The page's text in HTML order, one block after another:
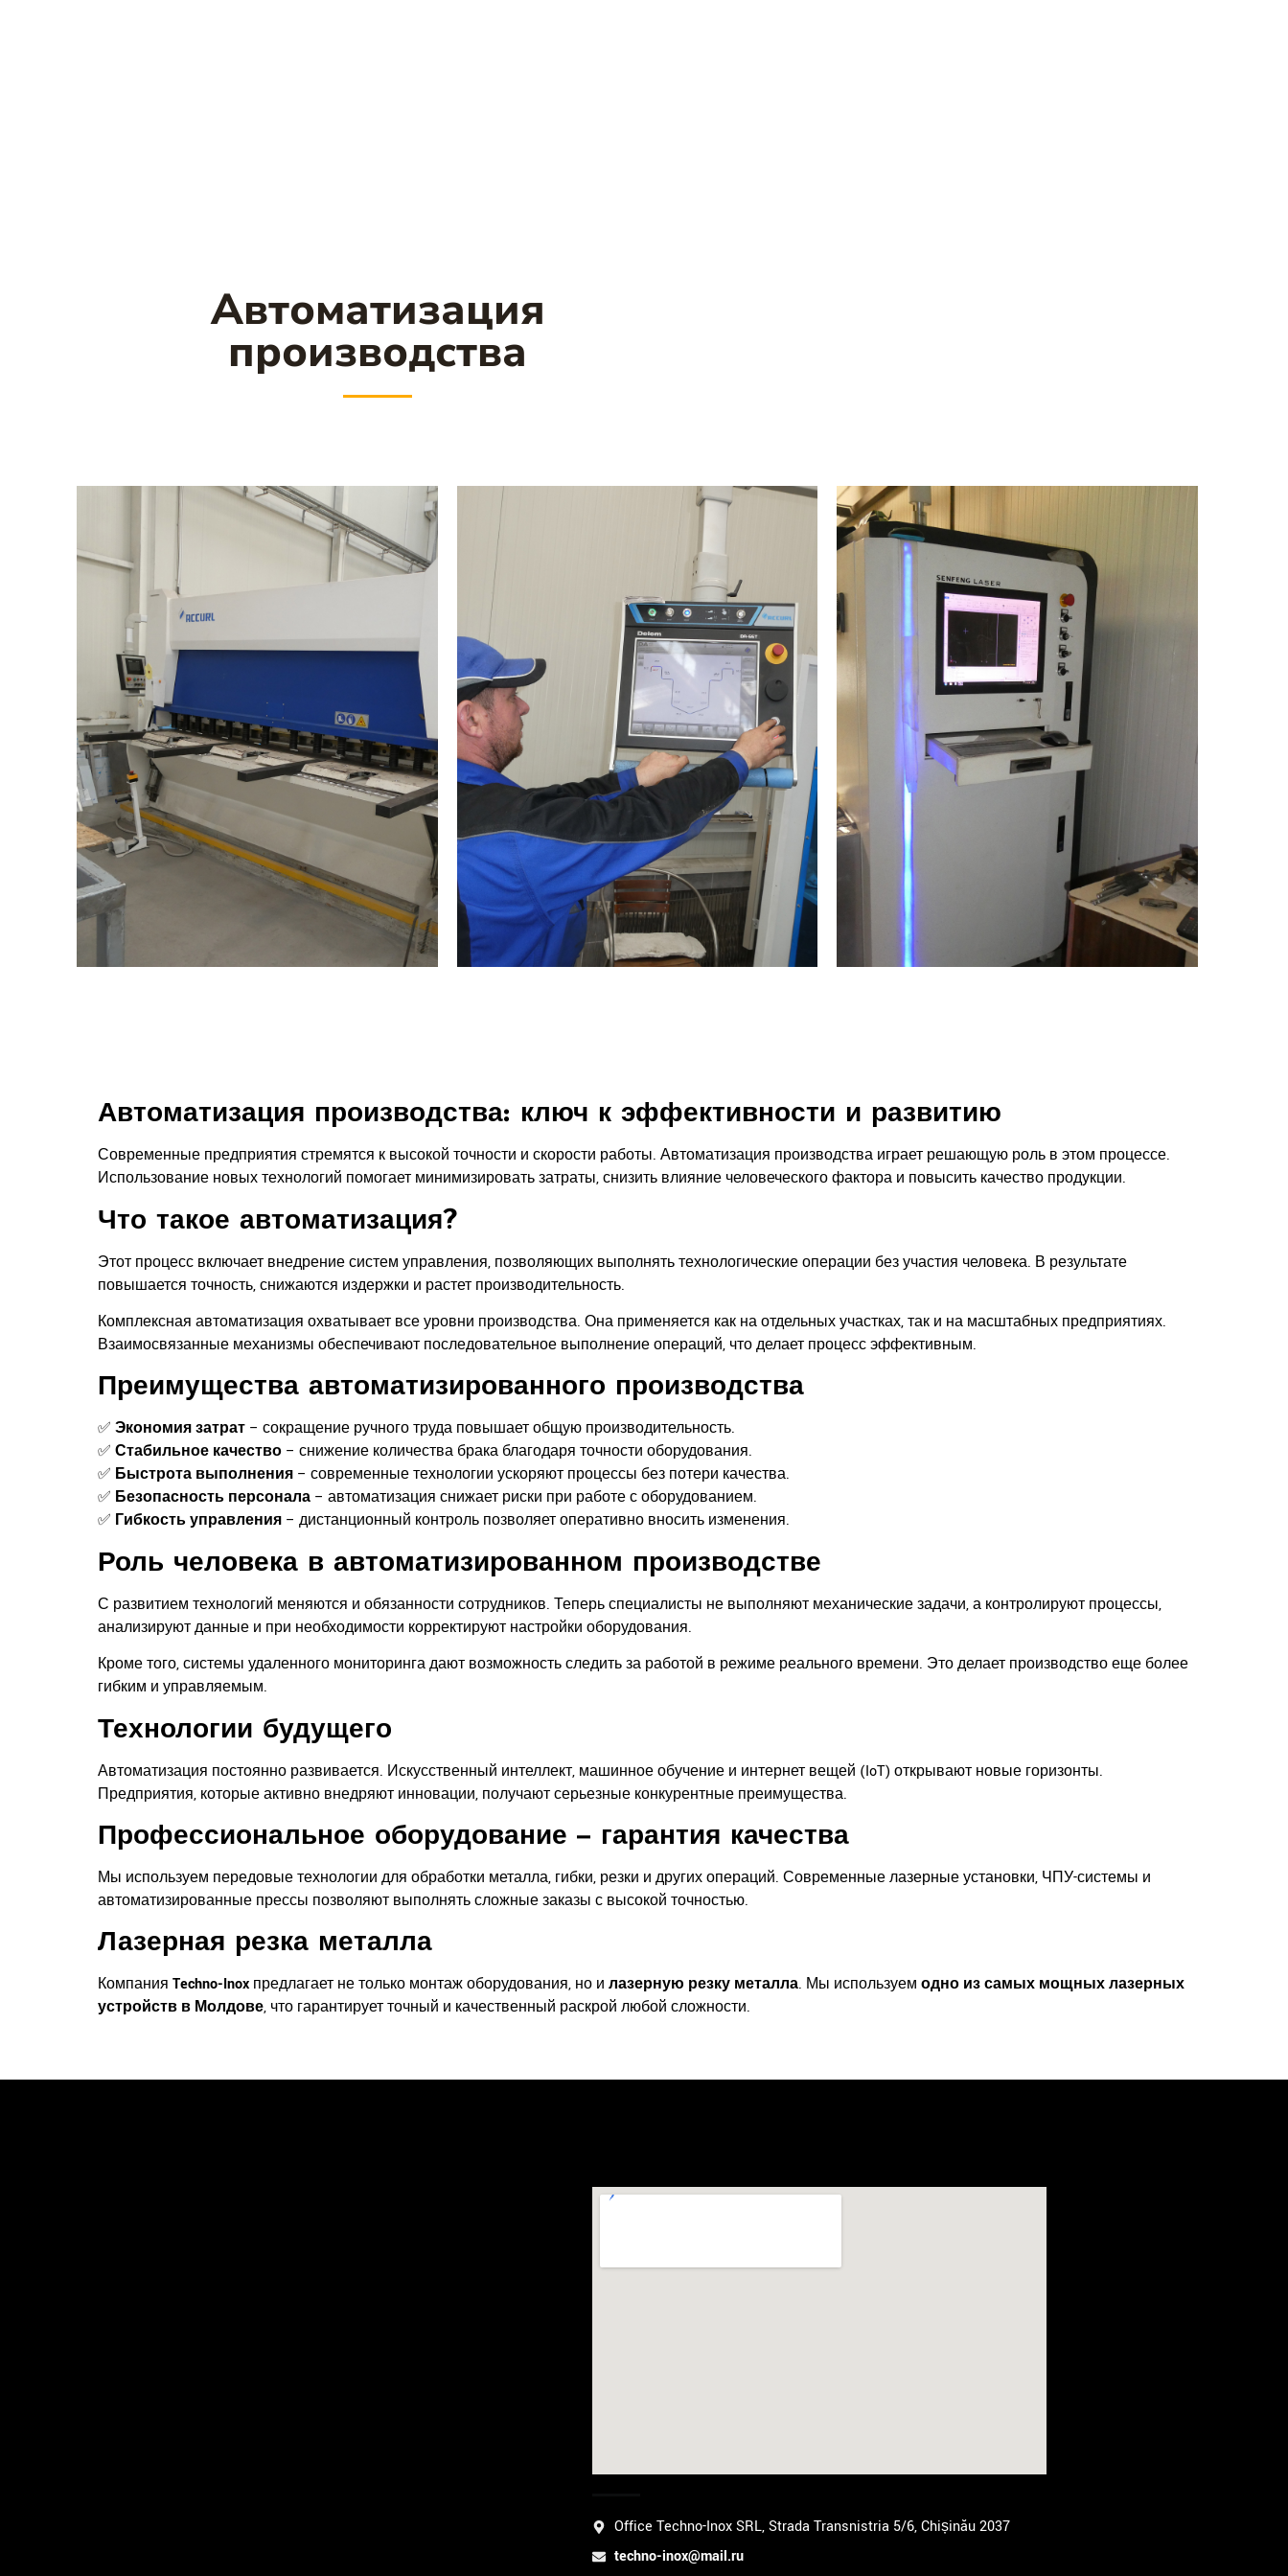
Автоматизация
производства
Автоматизация производства: ключ к эффективности и развитию
Современные предприятия стремятся к высокой точности и скорости работы. Автоматизация производства играет решающую роль в этом процессе.
Использование новых технологий помогает минимизировать затраты, снизить влияние человеческого фактора и повысить качество продукции.
Что такое автоматизация?
Этот процесс включает внедрение систем управления, позволяющих выполнять технологические операции без участия человека. В результате
повышается точность, снижаются издержки и растет производительность.
Комплексная автоматизация охватывает все уровни производства. Она применяется как на отдельных участках, так и на масштабных предприятиях.
Взаимосвязанные механизмы обеспечивают последовательное выполнение операций, что делает процесс эффективным.
Преимущества автоматизированного производства
✅ Экономия затрат – сокращение ручного труда повышает общую производительность.
✅ Стабильное качество – снижение количества брака благодаря точности оборудования.
✅ Быстрота выполнения – современные технологии ускоряют процессы без потери качества.
✅ Безопасность персонала – автоматизация снижает риски при работе с оборудованием.
✅ Гибкость управления – дистанционный контроль позволяет оперативно вносить изменения.
Роль человека в автоматизированном производстве
С развитием технологий меняются и обязанности сотрудников. Теперь специалисты не выполняют механические задачи, а контролируют процессы,
анализируют данные и при необходимости корректируют настройки оборудования.
Кроме того, системы удаленного мониторинга дают возможность следить за работой в режиме реального времени. Это делает производство еще более
гибким и управляемым.
Технологии будущего
Автоматизация постоянно развивается. Искусственный интеллект, машинное обучение и интернет вещей (IoT) открывают новые горизонты.
Предприятия, которые активно внедряют инновации, получают серьезные конкурентные преимущества.
Профессиональное оборудование – гарантия качества
Мы используем передовые технологии для обработки металла, гибки, резки и других операций. Современные лазерные установки, ЧПУ-системы и
автоматизированные прессы позволяют выполнять сложные заказы с высокой точностью.
Лазерная резка металла
Компания Techno-Inox предлагает не только монтаж оборудования, но и лазерную резку металла. Мы используем одно из самых мощных лазерных
устройств в Молдове, что гарантирует точный и качественный раскрой любой сложности.
Office Techno-Inox SRL, Strada Transnistria 5/6, Chișinău 2037
techno-inox@mail.ru